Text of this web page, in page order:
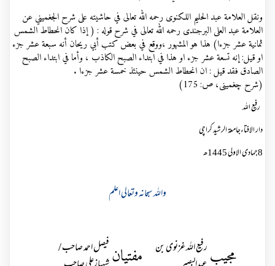
ونقل العلامة عبد الحليم اللكنوى رحمه الله تعالى في حاشيته على شرح الجغميني عن
العلامة عبد العلى البرجندى رحمه الله تعالى في شرح قوله : ( إذا كان انحطاط الشمس
ثمانية عشر جزءا) هذا هو المشهور ،ووقع في بعض كتب أبي ريحان أنه سبعة عشر جزء
او قيل: إنه تسعة عشر جزء او هذا في ابتداء الصبح الكاذب ، وأما في ابتداء الصبح
الصادق فقد قيل : ان انحطاط الشمس حينئذ خمسة عشر جزءا .
(شرح چغمینی، ص: 175)
رفیع اللہ
دار الافتاءجامعۃ الرشید کراچی
8جمادی الاولی 1445ھ
واللہ سبحانہ وتعالی اعلم
مجیب رفیع اللہ غزنوی بن
مفتیان فیصل احمد صاحب /